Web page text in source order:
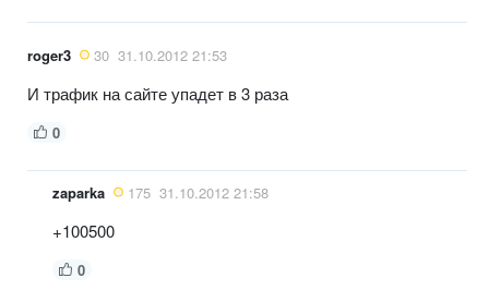
roger3 30 31.10.2012 21:53
И трафик на сайте упадет в 3 раза
0
zaparka 175 31.10.2012 21:58
+100500
0